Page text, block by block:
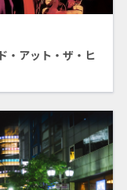
・アット・ザ・ヒ